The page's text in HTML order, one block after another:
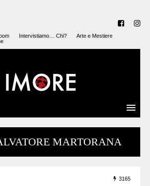
Intervistiamo… Chi?
Arte e Mestiere
MARTORANA
3165